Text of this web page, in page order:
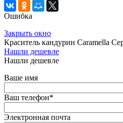
Ошибка
Закрыть окно
Краситель кандурин Caramella
Нашли дешевле
Нашли дешевле
Ваше имя
Ваш телефон*
Электронная почта